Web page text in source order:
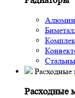
Расходные
Расходные